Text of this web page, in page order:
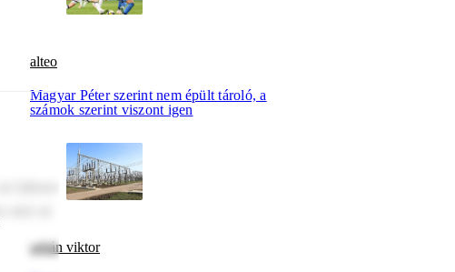
alteo
Magyar Péter szerint nem épült tároló, a
számok szerint viszont igen
orbán viktor